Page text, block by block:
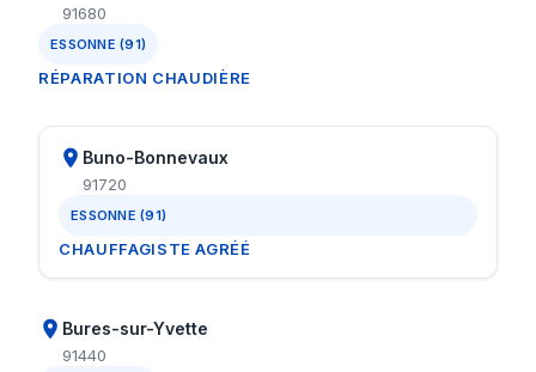
91680
ESSONNE (91)
RÉPARATION CHAUDIÈRE
Buno-Bonnevaux
91720
ESSONNE (91)
CHAUFFAGISTE AGRÉÉ
Bures-sur-Yvette
91440